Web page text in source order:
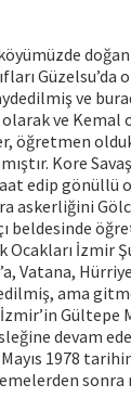
ve
ve Kemal
öğretmen
Kore
edip gönüllü
askerliğini
beldesinde
İzmir
Vatana,
ama
Gültepe
devam
1978